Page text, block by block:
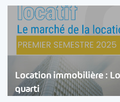
Location immobilière :
quarti